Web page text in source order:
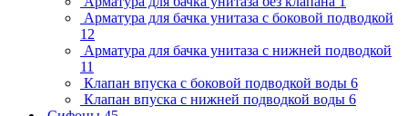
Арматура для бачка унитаза с боковой подводкой
12
Арматура для бачка унитаза с нижней подводкой
11
Клапан впуска с боковой подводкой воды 6
Клапан впуска с нижней подводкой воды 6